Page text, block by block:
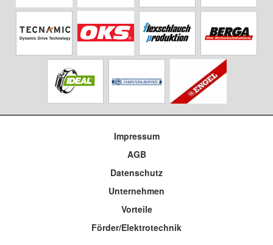
Impressum
AGB
Datenschutz
Unternehmen
Vorteile
Förder/Elektrotechnik